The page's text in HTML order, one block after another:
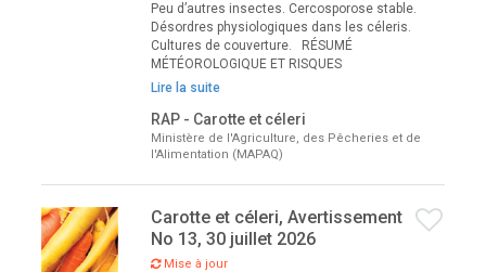
Peu d’autres insectes. Cercosporose stable.
Désordres physiologiques dans les céleris.
Cultures de couverture. RÉSUMÉ
MÉTÉOROLOGIQUE ET RISQUES
Lire la suite
RAP - Carotte et céleri
Ministère de l'Agriculture, des Pêcheries et de
l'Alimentation (MAPAQ)
Carotte et céleri, Avertissement
No 13, 30 juillet 2026
Mise à jour